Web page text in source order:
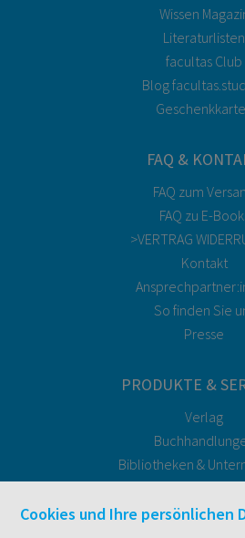
Wissen
Literaturlisten
facultas Club
Blog
FAQ &
FAQ zum
FAQ zu E-
>VERTRAG
Kontakt
So finden Sie
Presse
PRODUKTE &
Verlag
Bibliotheken &
facultas
Druckerei facultas
Cookies und Ihre persönlichen